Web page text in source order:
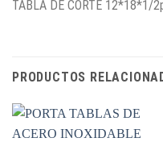
TABLA DE CORTE 12*18*1/
PRODUCTOS